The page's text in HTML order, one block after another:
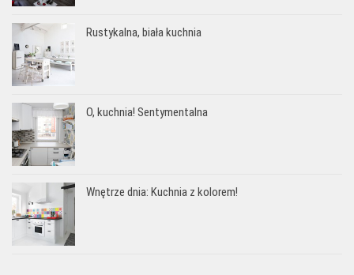
Rustykalna, biała kuchnia
O, kuchnia! Sentymentalna
Wnętrze dnia: Kuchnia z kolorem!